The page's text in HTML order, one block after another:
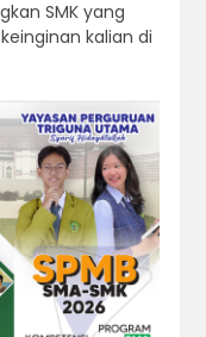
SMK yang
kalian di